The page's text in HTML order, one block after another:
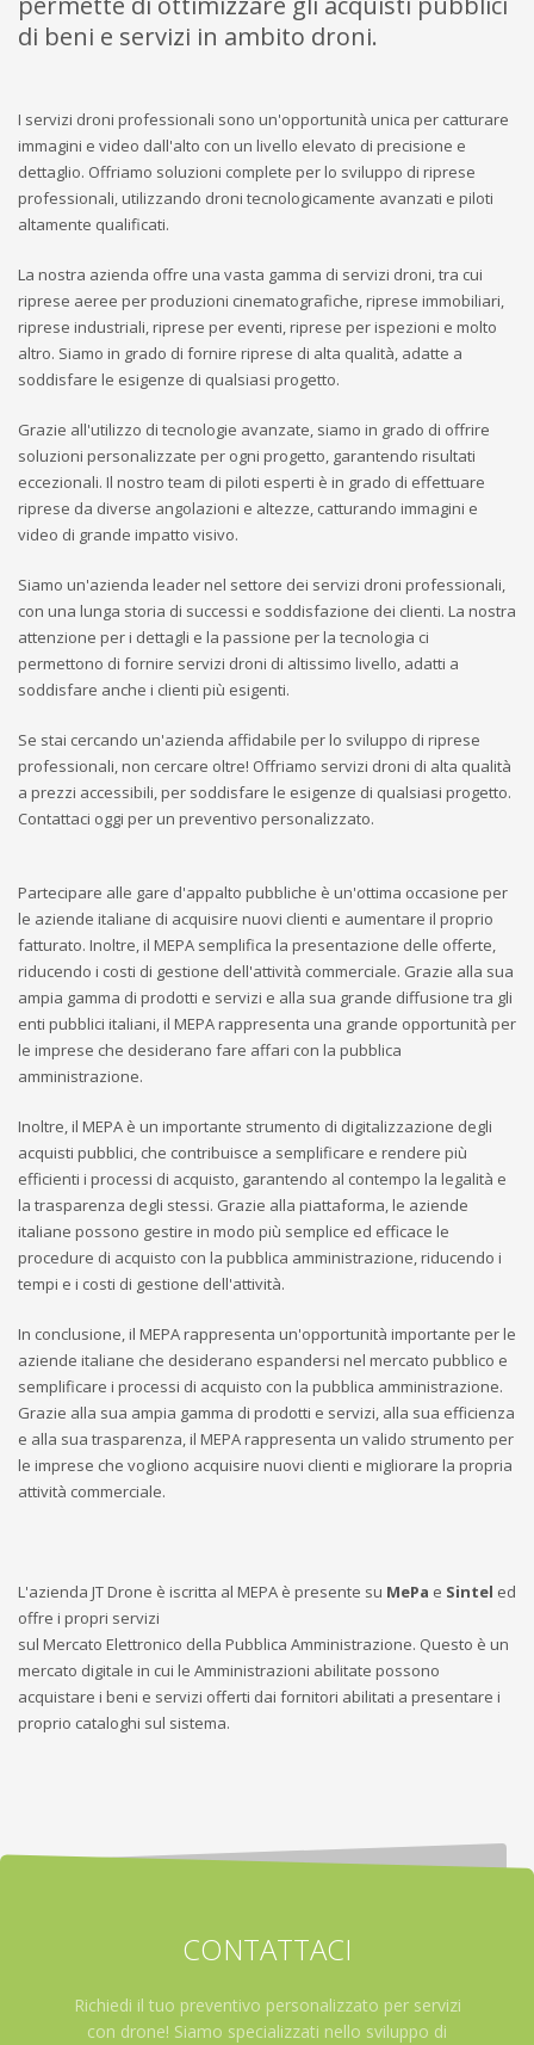
di beni e servizi in ambito droni.
I servizi droni professionali sono un'opportunità unica per catturare
immagini e video dall'alto con un livello elevato di precisione e
dettaglio. Offriamo soluzioni complete per lo sviluppo di riprese
professionali, utilizzando droni tecnologicamente avanzati e piloti
altamente qualificati.
La nostra azienda offre una vasta gamma di servizi droni, tra cui
riprese aeree per produzioni cinematografiche, riprese immobiliari,
riprese industriali, riprese per eventi, riprese per ispezioni e molto
altro. Siamo in grado di fornire riprese di alta qualità, adatte a
soddisfare le esigenze di qualsiasi progetto.
Grazie all'utilizzo di tecnologie avanzate, siamo in grado di offrire
soluzioni personalizzate per ogni progetto, garantendo risultati
eccezionali. Il nostro team di piloti esperti è in grado di effettuare
riprese da diverse angolazioni e altezze, catturando immagini e
video di grande impatto visivo.
Siamo un'azienda leader nel settore dei servizi droni professionali,
con una lunga storia di successi e soddisfazione dei clienti. La nostra
attenzione per i dettagli e la passione per la tecnologia ci
permettono di fornire servizi droni di altissimo livello, adatti a
soddisfare anche i clienti più esigenti.
Se stai cercando un'azienda affidabile per lo sviluppo di riprese
professionali, non cercare oltre! Offriamo servizi droni di alta qualità
a prezzi accessibili, per soddisfare le esigenze di qualsiasi progetto.
Contattaci oggi per un preventivo personalizzato.
Partecipare alle gare d'appalto pubbliche è un'ottima occasione per
le aziende italiane di acquisire nuovi clienti e aumentare il proprio
fatturato. Inoltre, il MEPA semplifica la presentazione delle offerte,
riducendo i costi di gestione dell'attività commerciale. Grazie alla sua
ampia gamma di prodotti e servizi e alla sua grande diffusione tra gli
enti pubblici italiani, il MEPA rappresenta una grande opportunità per
le imprese che desiderano fare affari con la pubblica
amministrazione.
Inoltre, il MEPA è un importante strumento di digitalizzazione degli
acquisti pubblici, che contribuisce a semplificare e rendere più
efficienti i processi di acquisto, garantendo al contempo la legalità e
la trasparenza degli stessi. Grazie alla piattaforma, le aziende
italiane possono gestire in modo più semplice ed efficace le
procedure di acquisto con la pubblica amministrazione, riducendo i
tempi e i costi di gestione dell'attività.
In conclusione, il MEPA rappresenta un'opportunità importante per le
aziende italiane che desiderano espandersi nel mercato pubblico e
semplificare i processi di acquisto con la pubblica amministrazione.
Grazie alla sua ampia gamma di prodotti e servizi, alla sua efficienza
e alla sua trasparenza, il MEPA rappresenta un valido strumento per
le imprese che vogliono acquisire nuovi clienti e migliorare la propria
attività commerciale.
L'azienda JT Drone è iscritta al MEPA è presente su MePa e Sintel ed
offre i propri servizi
sul Mercato Elettronico della Pubblica Amministrazione. Questo è un
mercato digitale in cui le Amministrazioni abilitate possono
acquistare i beni e servizi offerti dai fornitori abilitati a presentare i
proprio cataloghi sul sistema.
CONTATTACI
Richiedi il tuo preventivo personalizzato per servizi
con drone! Siamo specializzati nello sviluppo di